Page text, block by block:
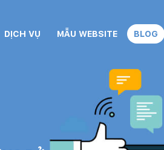
DỊCH VỤ MẪU WEBSITE BLOG